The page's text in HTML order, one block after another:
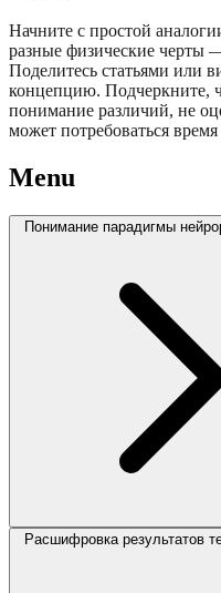
Начните с простой
разные физические черты
Поделитесь статьями или
концепцию. Подчеркните,
понимание различий, не
может потребоваться
Menu
Понимание парадигмы
Расшифровка результатов